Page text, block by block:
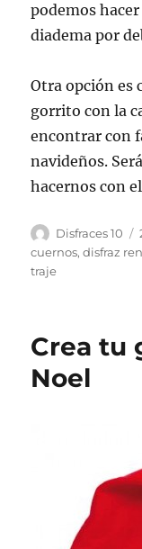
podemos
diadema por
Otra opción es
gorrito con la
encontrar con
navideños.
hacernos con
Autor
Disfraces 10
cuernos,disfraz
traje
Crea tu
Noel